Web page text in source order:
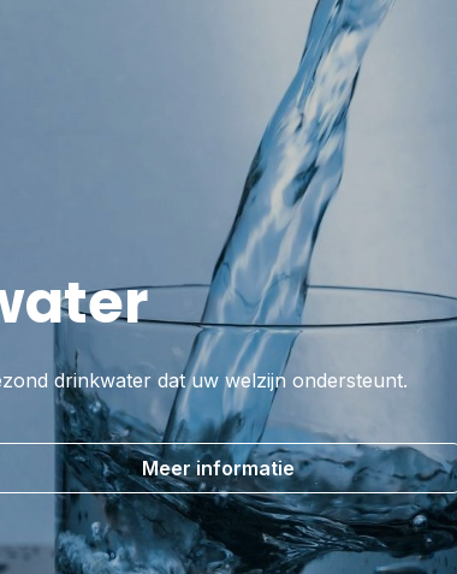
drinkwater dat uw welzijn ondersteunt.
Meer informatie